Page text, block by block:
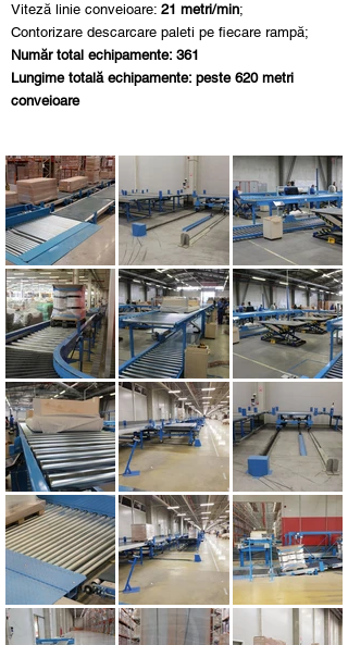
Viteză linie conveioare: 21 metri/min;
Contorizare descarcare paleti pe fiecare rampă;
Număr total echipamente: 361
Lungime totală echipamente: peste 620 metri
conveioare